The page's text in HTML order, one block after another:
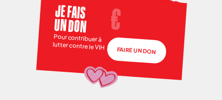
JE FAIS
UN DON
Pour contribuer à
lutter contre le VIH FAIRE UN DON